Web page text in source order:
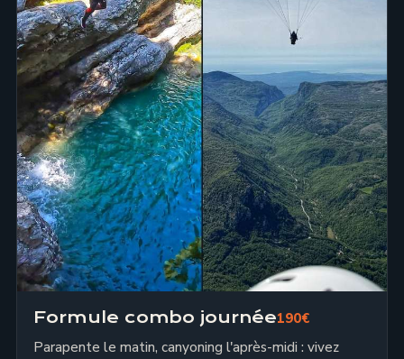
Formule combo journée190€
Parapente le matin, canyoning l'après-midi : vivez